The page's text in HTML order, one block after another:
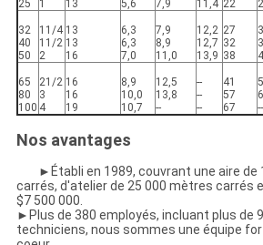
25 1 13 5,6 7,9 11,4 22
32
40
50
11/4
11/2
2
13
13
16
6,3
6,3
7,0
7,9
8,9
11,0
12,2
12,7
13,9
27
32
38
65
80
100
21/2
3
4
16
16
19
8,9
10,0
10,7
12,5
13,8
--
--
--
--
41
57
67
--
Nos avantages
►Établi en 1989, couvrant une aire de
carrés, d'atelier de 25 000 mètres carrés
$7 500 000.
►Plus de 380 employés, incluant plus de
techniciens, nous sommes une équipe